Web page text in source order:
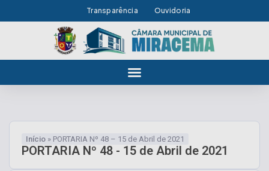
Transparência Ouvidoria
Início » PORTARIA Nº 48 – 15 de Abril de 2021
PORTARIA Nº 48 - 15 de Abril de 2021